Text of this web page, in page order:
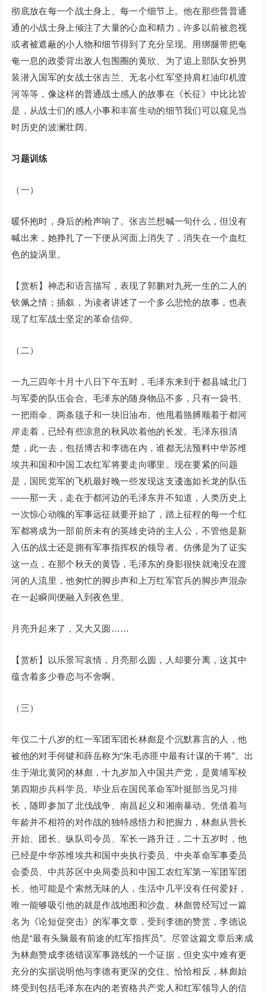
彻底放在每一个战士身上、每一个细节上。他在那些普普通
通的小战士身上倾注了大量的心血和精力，许多以前被忽视
或者被遮蔽的小人物和细节得到了充分呈现。用绑腿带把奄
奄一息的政委背出敌人包围圈的黄欣、为了追上部队女扮男
装潜入国军的女战士张吉兰、无名小红军坚持肩杠油印机渡
河等等，像这样的普通战士感人的故事在《长征》中比比皆
是，从战士们的感人小事和丰富生动的细节我们可以窥见当
时历史的波澜壮阔。
习题训练
（一）
暖怀抱时，身后的枪声响了。张吉兰想喊一句什么，但没有
喊出来，她挣扎了一下便从河面上消失了，消失在一个血红
色的旋涡里。
【赏析】神态和语言描写，表现了郭鹏对九死一生的二人的
钦佩之情；插叙，为读者讲述了一个多么悲怆的故事，也表
现了红军战士坚定的革命信仰。
（二）
一九三四年十月十八日下午五时，毛泽东来到于都县城北门
与军委的队伍会合。毛泽东的随身物品不多，只有一袋书、
一把雨伞、两条毯子和一块旧油布。他甩着胳膊顺着于都河
岸走着，已经有些凉意的秋风吹着他的长发。毛泽东很清
楚，此一去，包括博古和李德在内，谁都无法预料中华苏维
埃共和国和中国工农红军将要走向哪里。现在要紧的问题
是，国民党军的飞机最好晚一些发现这支逶迤如长龙的队伍
——那一天，走在于都河边的毛泽东并不知道，人类历史上
一次惊心动魄的军事远征就要开始了，踏上征程的每一个红
军都将成为一部前所未有的英雄史诗的主人公，不管他是新
入伍的战士还是拥有军事指挥权的领导者。仿佛是为了证实
这一点，在那个秋天的黄昏，毛泽东的身影很快就淹没在渡
河的人流里，他匆忙的脚步声和上万红军官兵的脚步声混杂
在一起瞬间便融入到夜色里。
月亮升起来了，又大又圆……
【赏析】以乐景写哀情，月亮那么圆，人却要分离，这其中
蕴含着多少眷恋与不舍啊。
（三）
年仅二十八岁的红一军团军团长林彪是个沉默寡言的人，他
被他的对手何键和薛岳称为“朱毛赤匪中最有计谋的干将”。出
生于湖北黄冈的林彪，十九岁加入中国共产党，是黄埔军校
第四期步兵科学员。毕业后在国民革命军叶挺部当见习排
长，随即参加了北伐战争、南昌起义和湘南暴动。凭借着与
年龄并不相符的对作战的独特感悟力和把握力，林彪从营长
开始、团长、纵队司令员、军长一路升迁，二十五岁时，他
已经是中华苏维埃共和国中央执行委员、中央革命军事委员
会委员、中共苏区中央局委员和中国工农红军第一军团军团
长。他可能是个索然无味的人，生活中几平没有任何爱好，
唯一能够吸引他的就是作战地图和沙盘。林彪曾经写过一篇
名为《论短促突击》的军事文章，受到李德的赞赏，李德说
他是“最有头脑最有前途的红军指挥员”。尽管这篇文章后来成
为林彪赞成李德错误军事路线的一个证据，但史实中难有更
充分的实据说明他与李德有更深的交住。恰恰相反，林彪始
终受到包括毛泽东在内的老资格共产党人和红军领导人的信